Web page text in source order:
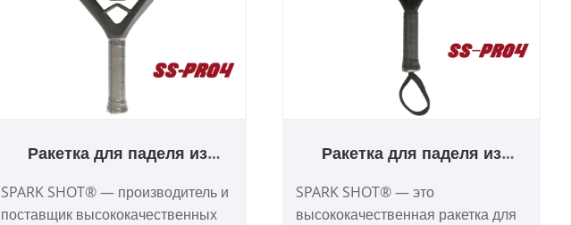
Ракетка для паделя из
умным мостом
SPARK SHOT® — производитель и
поставщик высококачественных
Ракетка для паделя из
умным мостом
SPARK SHOT® — это
высококачественная ракетка для